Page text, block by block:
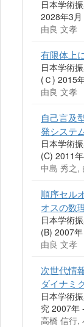
日本学術
2028年3月
由良 文孝
有限体上
日本学術
(Ｃ) 2015
由良 文孝
自己言及
発システ
日本学術
(C) 2011
中島 秀之,
順序セル
オスの数
日本学術
(B) 2007
由良 文孝
次世代情
ダイナミ
日本学術
究 2007年
高橋 信行,